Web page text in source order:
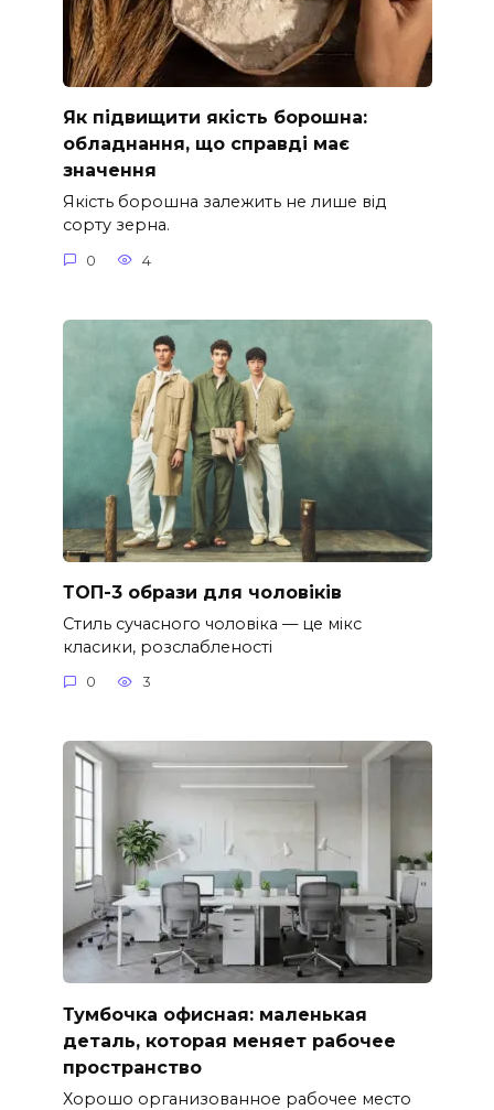
Як підвищити якість борошна:
обладнання, що справді має
значення
Якість борошна залежить не лише від
сорту зерна.
0 4
ТОП-3 образи для чоловіків
Стиль сучасного чоловіка — це мікс
класики, розслабленості
0 3
Тумбочка офисная: маленькая
деталь, которая меняет рабочее
пространство
Хорошо организованное рабочее место